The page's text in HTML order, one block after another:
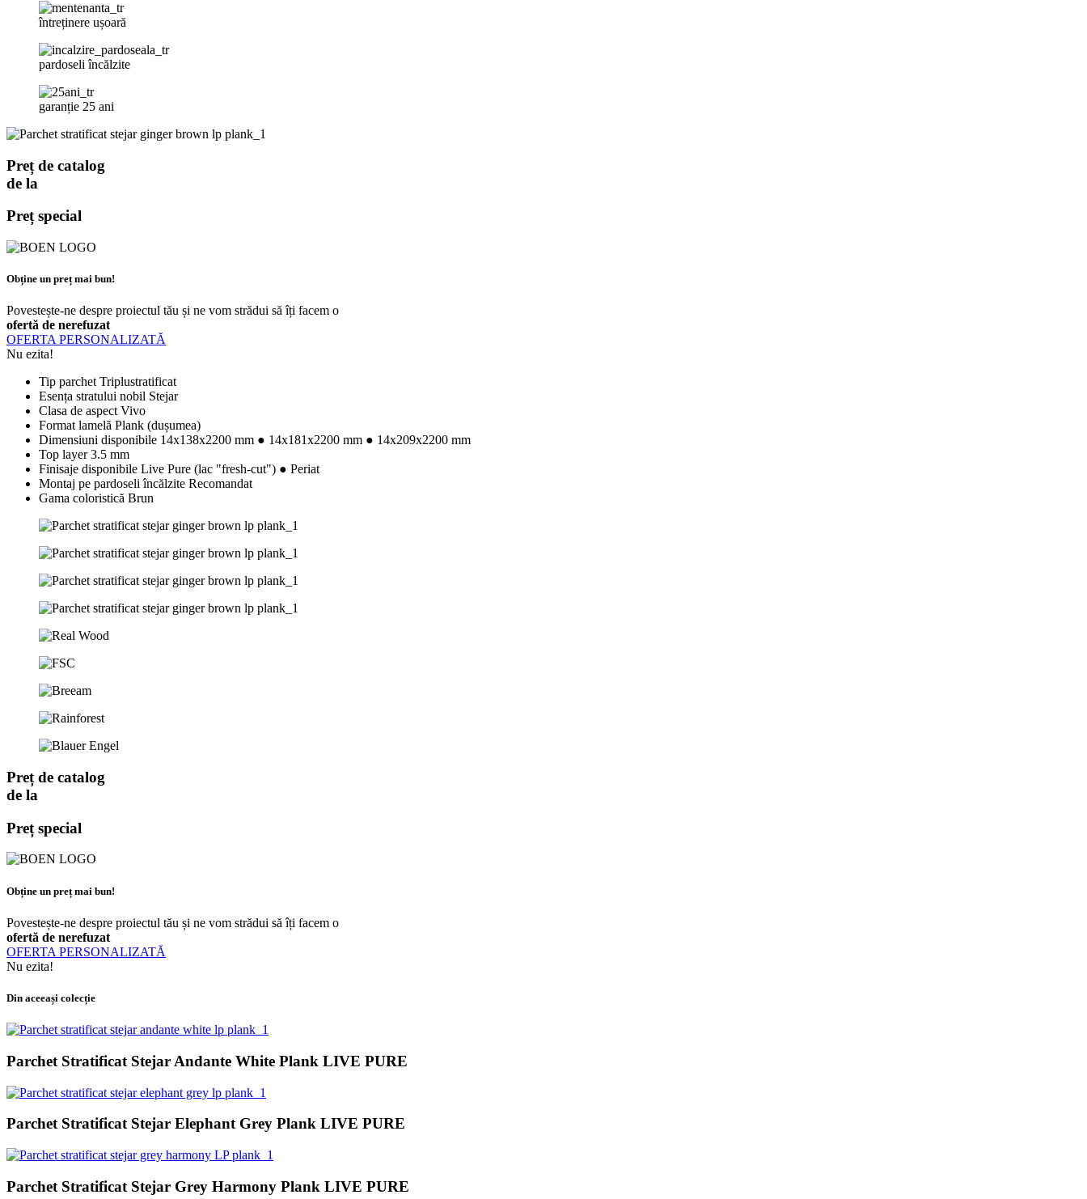
întreținere ușoară
pardoseli încălzite
garanție 25 ani
Preț de catalog
de la
Preț special
Obține un preț mai bun!
Povestește-ne despre proiectul tău și ne vom strădui să îți facem o
ofertă de nerefuzat
OFERTA PERSONALIZATĂ
Nu ezita!
Tip parchet Triplustratificat
Esența stratului nobil Stejar
Clasa de aspect Vivo
Format lamelă Plank (dușumea)
Dimensiuni disponibile 14x138x2200 mm ● 14x181x2200 mm ● 14x209x2200 mm
Top layer3.5 mm
Finisaje disponibile Live Pure (lac "fresh-cut") ● Periat
Montaj pe pardoseli încălzite Recomandat
Gama coloristică Brun
Preț de catalog
de la
Preț special
Obține un preț mai bun!
Povestește-ne despre proiectul tău și ne vom strădui să îți facem o
ofertă de nerefuzat
OFERTA PERSONALIZATĂ
Nu ezita!
Din aceeași colecție
Parchet Stratificat Stejar Andante White Plank LIVE PURE
Parchet Stratificat Stejar Elephant Grey Plank LIVE PURE
Parchet Stratificat Stejar Grey Harmony Plank LIVE PURE